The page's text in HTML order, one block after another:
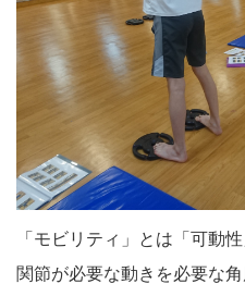
「モビリティ」とは「可動
関節が必要な動きを必要な